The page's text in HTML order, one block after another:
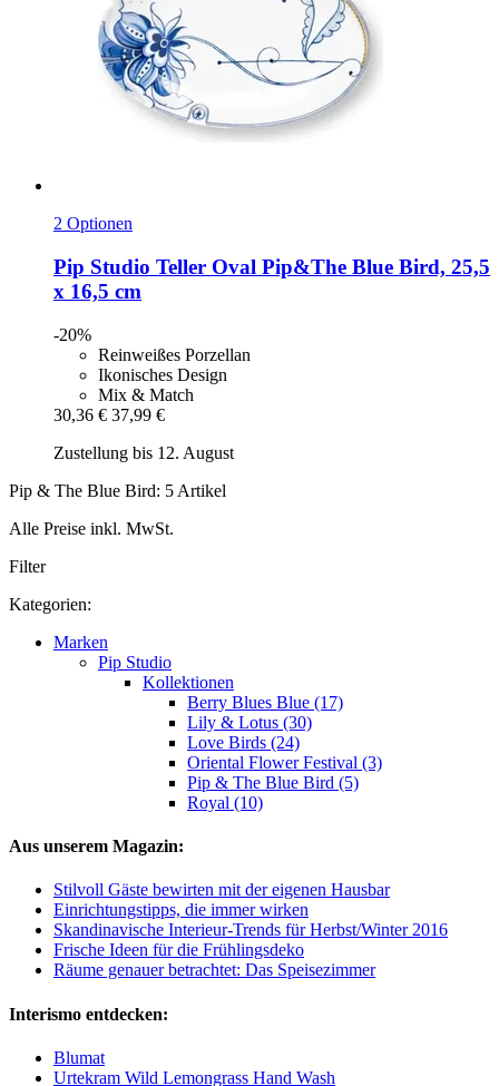
2 Optionen
Pip Studio Teller Oval Pip&The Blue Bird, 25,5
x 16,5 cm
-20%
Reinweißes Porzellan
Ikonisches Design
Mix & Match
30,36 € 37,99 €
Zustellung bis 12. August
Pip & The Blue Bird: 5 Artikel
Alle Preise inkl. MwSt.
Filter
Kategorien:
Marken
Pip Studio
Kollektionen
Berry Blues Blue (17)
Lily & Lotus (30)
Love Birds (24)
Oriental Flower Festival (3)
Pip & The Blue Bird (5)
Royal (10)
Aus unserem Magazin:
Stilvoll Gäste bewirten mit der eigenen Hausbar
Einrichtungstipps, die immer wirken
Skandinavische Interieur-Trends für Herbst/Winter 2016
Frische Ideen für die Frühlingsdeko
Räume genauer betrachtet: Das Speisezimmer
Interismo entdecken:
Blumat
Urtekram Wild Lemongrass Hand Wash